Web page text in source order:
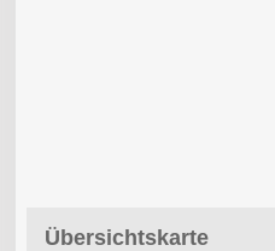
Übersichtskarte